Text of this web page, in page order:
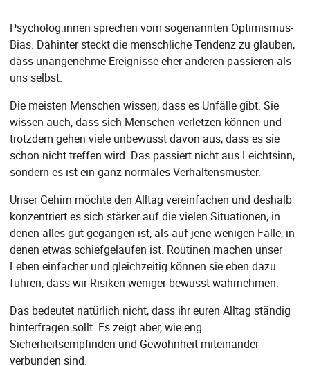
Psycholog:innen sprechen vom sogenannten Optimismus-
Bias. Dahinter steckt die menschliche Tendenz zu glauben,
dass unangenehme Ereignisse eher anderen passieren als
uns selbst.
Die meisten Menschen wissen, dass es Unfälle gibt. Sie
wissen auch, dass sich Menschen verletzen können und
trotzdem gehen viele unbewusst davon aus, dass es sie
schon nicht treffen wird. Das passiert nicht aus Leichtsinn,
sondern es ist ein ganz normales Verhaltensmuster.
Unser Gehirn möchte den Alltag vereinfachen und deshalb
konzentriert es sich stärker auf die vielen Situationen, in
denen alles gut gegangen ist, als auf jene wenigen Fälle, in
denen etwas schiefgelaufen ist. Routinen machen unser
Leben einfacher und gleichzeitig können sie eben dazu
führen, dass wir Risiken weniger bewusst wahrnehmen.
Das bedeutet natürlich nicht, dass ihr euren Alltag ständig
hinterfragen sollt. Es zeigt aber, wie eng
Sicherheitsempfinden und Gewohnheit miteinander
verbunden sind.